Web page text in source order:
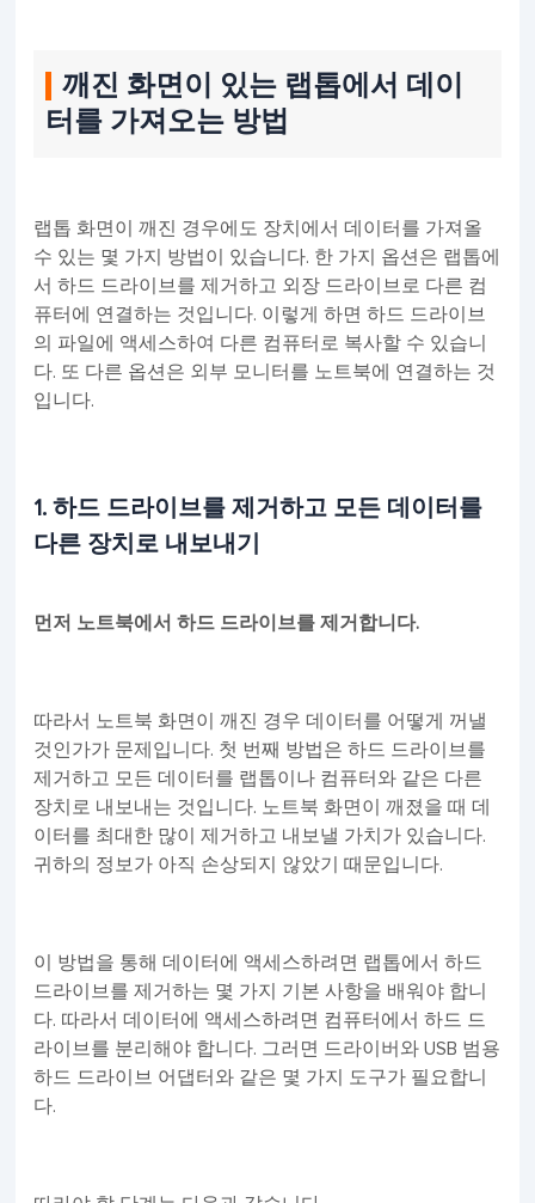
깨진 화면이 있는 랩톱에서 데이
터를 가져오는 방법
랩톱 화면이 깨진 경우에도 장치에서 데이터를 가져올
수 있는 몇 가지 방법이 있습니다. 한 가지 옵션은 랩톱에
서 하드 드라이브를 제거하고 외장 드라이브로 다른 컴
퓨터에 연결하는 것입니다. 이렇게 하면 하드 드라이브
의 파일에 액세스하여 다른 컴퓨터로 복사할 수 있습니
다. 또 다른 옵션은 외부 모니터를 노트북에 연결하는 것
입니다.
1. 하드 드라이브를 제거하고 모든 데이터를
다른 장치로 내보내기
먼저 노트북에서 하드 드라이브를 제거합니다.
따라서 노트북 화면이 깨진 경우 데이터를 어떻게 꺼낼
것인가가 문제입니다. 첫 번째 방법은 하드 드라이브를
제거하고 모든 데이터를 랩톱이나 컴퓨터와 같은 다른
장치로 내보내는 것입니다. 노트북 화면이 깨졌을 때 데
이터를 최대한 많이 제거하고 내보낼 가치가 있습니다.
귀하의 정보가 아직 손상되지 않았기 때문입니다.
이 방법을 통해 데이터에 액세스하려면 랩톱에서 하드
드라이브를 제거하는 몇 가지 기본 사항을 배워야 합니
다. 따라서 데이터에 액세스하려면 컴퓨터에서 하드 드
라이브를 분리해야 합니다. 그러면 드라이버와 USB 범용
하드 드라이브 어댑터와 같은 몇 가지 도구가 필요합니
다.